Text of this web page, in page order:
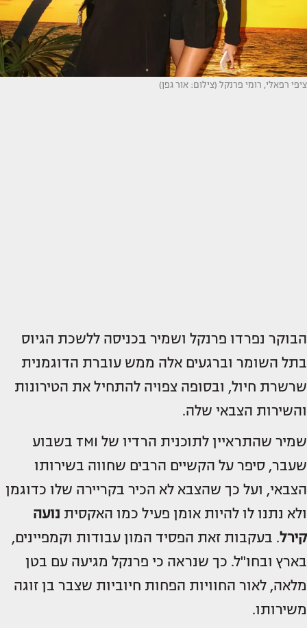
ציפי רפאלי, רומי פרנקל (צילום: אור גפן)
הבוקר נפרדו פרנקל ושמיר בכניסה ללשכת הגיוס
בתל השומר וברגעים אלה ממש עוברת הדוגמנית
שרשרת חיול, ובסופה צפויה להתחיל את הטירונות
והשירות הצבאי שלה.
שמיר שהתראיין לתוכנית הרדיו של TMI בשבוע
שעבר, סיפר על הקשיים הרבים שחווה בשירותו
הצבאי, ועל כך שהצבא לא הכיר בקריירה שלו כדוגמן
ולא נתנו לו להיות אומן פעיל כמו האקסית נועה
קירל. בעקבות זאת הפסיד המון עבודות וקמפיינים,
בארץ ובחו"ל. כך שנראה כי פרנקל מגיעה עם בטן
מלאה, לאור החוויות הפחות חיוביות שצבר בן זוגה
משירותו.